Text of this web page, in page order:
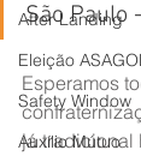
After Landing
Eleição
Safety Window
Auxílio Mútuo
São Paulo
Esperamos
já tradicional